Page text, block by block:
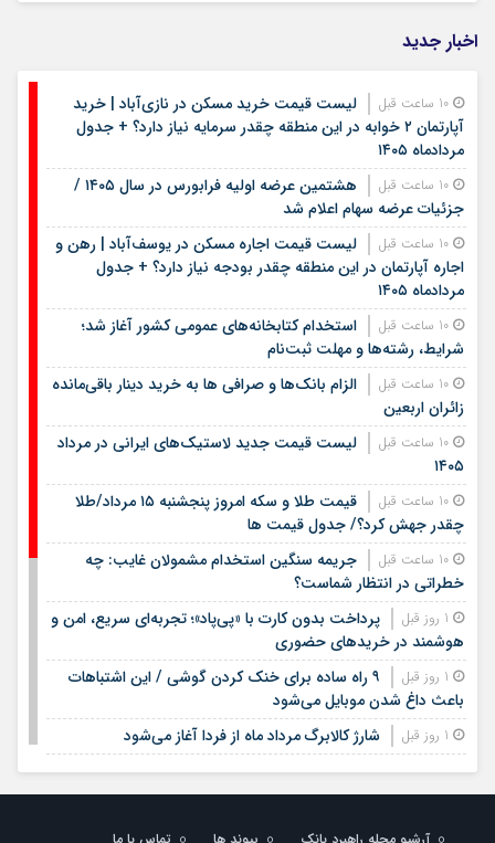
اخبار جدید
لیست قیمت خرید مسکن در نازی‌آباد | خرید
آپارتمان ۲ خوابه در این منطقه چقدر سرمایه نیاز دارد؟ + جدول
مردادماه ۱۴۰۵
هشتمین عرضه اولیه فرابورس در سال ۱۴۰۵ /
جزئیات عرضه سهام اعلام شد
لیست قیمت اجاره مسکن در یوسف‌آباد | رهن و
اجاره آپارتمان در این منطقه چقدر بودجه نیاز دارد؟ + جدول
مردادماه ۱۴۰۵
استخدام کتابخانه‌های عمومی کشور آغاز شد؛
شرایط، رشته‌ها و مهلت ثبت‌نام
الزام بانک‌ها و صرافی ها به خرید دینار باقی‌مانده
زائران اربعین
لیست قیمت جدید لاستیک‌های ایرانی در مرداد
۱۴۰۵
قیمت طلا و سکه امروز پنجشنبه ۱۵ مرداد/طلا
چقدر جهش کرد؟/ جدول قیمت ها
جریمه سنگین استخدام مشمولان غایب: چه
خطراتی در انتظار شماست؟
پرداخت بدون کارت با «پی‌پاد»؛ تجربه‌ای سریع، امن و
هوشمند در خریدهای حضوری
۹ راه ساده برای خنک کردن گوشی / این اشتباهات
باعث داغ شدن موبایل می‌شود
شارژ کالابرگ مرداد ماه از فردا آغاز می‌شود
1 روز قبل
لیست قیمت اجاره مسکن در شهرک غرب |
اجاره‌نشینی در این منطقه چقدر هزینه دارد؟ + جدول مردادماه